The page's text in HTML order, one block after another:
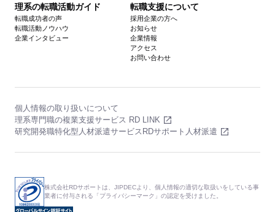
理系の転職活動ガイド
転職成功者の声
転職活動ノウハウ
企業インタビュー
転職支援について
採用企業の方へ
お知らせ
企業情報
アクセス
お問い合わせ
個人情報の取り扱いについて
理系専門職の複業支援サービス RD LINK
研究開発職特化型人材派遣サービスRDサポート人材派遣
株式会社RDサポートは、JIPDECより、個人情報の適切な取扱いをしている事
業者に付与される「プライバシーマーク」の認定を受けました。